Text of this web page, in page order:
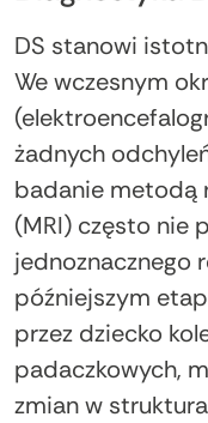
DS stanowi
We wczesnym
żadnych
badanie metodą
(MRI) często nie
jednoznacznego
późniejszym
przez dziecko
padaczkowych,
zmian w